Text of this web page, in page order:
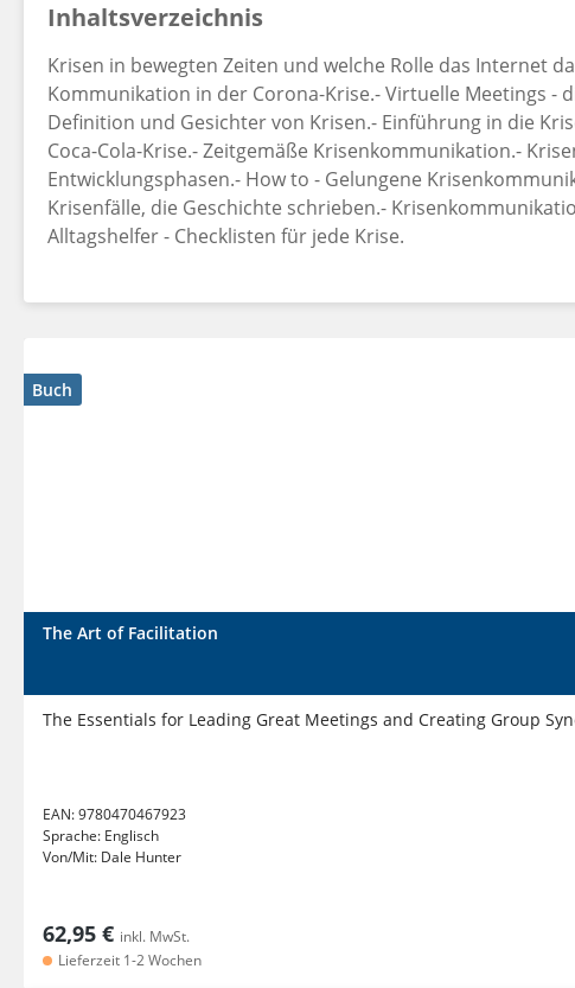
Inhaltsverzeichnis
Krisen in bewegten Zeiten und welche Rolle das Internet
Kommunikation in der Corona-Krise.- Virtuelle Meetings -
Definition und Gesichter von Krisen.- Einführung in die
Coca-Cola-Krise.- Zeitgemäße Krisenkommunikation.-
Entwicklungsphasen.- How to - Gelungene
Krisenfälle, die Geschichte schrieben.-
Alltagshelfer - Checklisten für jede Krise.
Buch
The Art of Facilitation
The Essentials for Leading Great Meetings and Creating Group
EAN:9780470467923
Sprache: Englisch
Von/Mit: Dale Hunter
62,95 € inkl. MwSt.
Lieferzeit 1-2 Wochen